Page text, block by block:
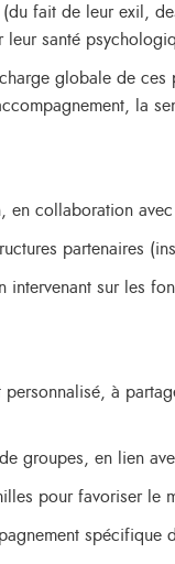
fait de leur exil,
santé
globale de
la
collaboration
partenaires
intervenant sur les
personnalisé, à
groupes, en lien
pour favoriser le